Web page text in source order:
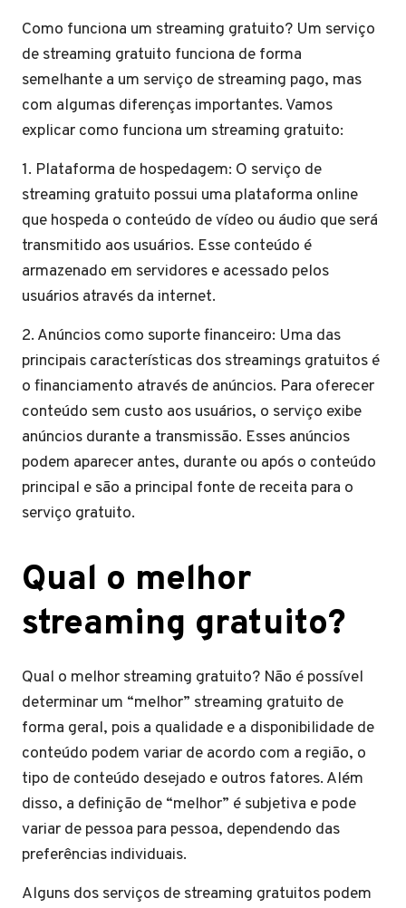
Como funciona um streaming gratuito? Um serviço
de streaming gratuito funciona de forma
semelhante a um serviço de streaming pago, mas
com algumas diferenças importantes. Vamos
explicar como funciona um streaming gratuito:
1. Plataforma de hospedagem: O serviço de
streaming gratuito possui uma plataforma online
que hospeda o conteúdo de vídeo ou áudio que será
transmitido aos usuários. Esse conteúdo é
armazenado em servidores e acessado pelos
usuários através da internet.
2. Anúncios como suporte financeiro: Uma das
principais características dos streamings gratuitos é
o financiamento através de anúncios. Para oferecer
conteúdo sem custo aos usuários, o serviço exibe
anúncios durante a transmissão. Esses anúncios
podem aparecer antes, durante ou após o conteúdo
principal e são a principal fonte de receita para o
serviço gratuito.
Qual o melhor
streaming gratuito?
Qual o melhor streaming gratuito? Não é possível
determinar um “melhor” streaming gratuito de
forma geral, pois a qualidade e a disponibilidade de
conteúdo podem variar de acordo com a região, o
tipo de conteúdo desejado e outros fatores. Além
disso, a definição de “melhor” é subjetiva e pode
variar de pessoa para pessoa, dependendo das
preferências individuais.
Alguns dos serviços de streaming gratuitos podem